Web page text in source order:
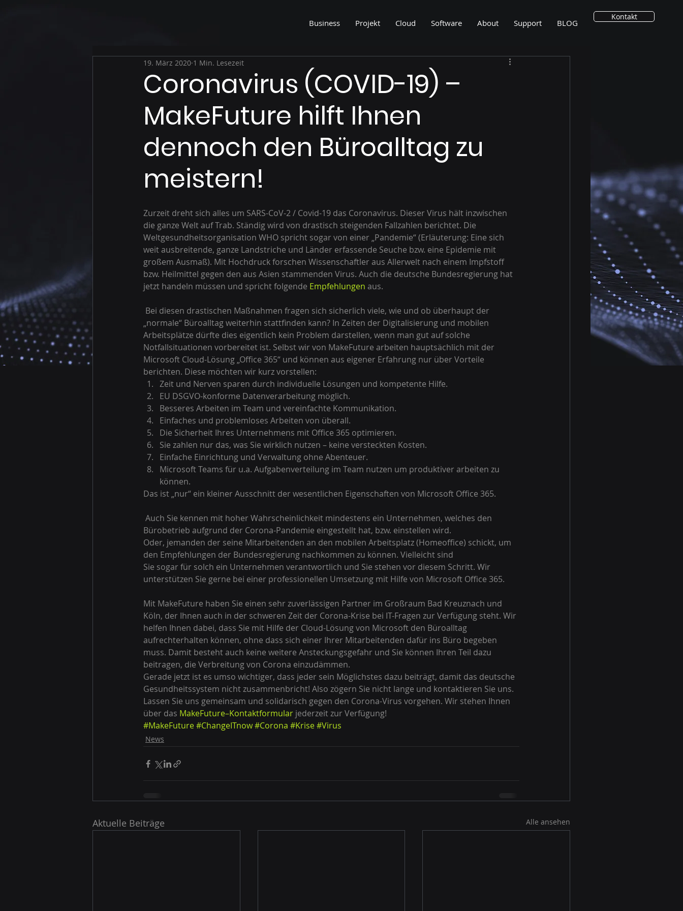
Business Projekt Cloud Software About Support BLOG
Kontakt
Coronavirus (COVID-19) –
MakeFuture hilft Ihnen
dennoch den Büroalltag zu
meistern!
19. März 2020 1 Min. Lesezeit
Zurzeit dreht sich alles um SARS-CoV-2 / Covid-19 das Coronavirus. Dieser Virus hält inzwischen
die ganze Welt auf Trab. Ständig wird von drastisch steigenden Fallzahlen berichtet. Die
Weltgesundheitsorganisation WHO spricht sogar von einer „Pandemie“ (Erläuterung: Eine sich
weit ausbreitende, ganze Landstriche und Länder erfassende Seuche bzw. eine Epidemie mit
großem Ausmaß). Mit Hochdruck forschen Wissenschaftler aus Allerwelt nach einem Impfstoff
bzw. Heilmittel gegen den aus Asien stammenden Virus. Auch die deutsche Bundesregierung hat
jetzt handeln müssen und spricht folgende Empfehlungen aus.
„normale“ Büroalltag weiterhin stattfinden kann? In Zeiten der Digitalisierung und mobilen
Arbeitsplätze dürfte dies eigentlich kein Problem darstellen, wenn man gut auf solche
Notfallsituationen vorbereitet ist. Selbst wir von MakeFuture arbeiten hauptsächlich mit der
Microsoft Cloud-Lösung „Office 365“ und können aus eigener Erfahrung nur über Vorteile
berichten. Diese möchten wir kurz vorstellen:
Zeit und Nerven sparen durch individuelle Lösungen und kompetente Hilfe.
EU DSGVO-konforme Datenverarbeitung möglich.
Besseres Arbeiten im Team und vereinfachte Kommunikation.
Einfaches und problemloses Arbeiten von überall.
Die Sicherheit Ihres Unternehmens mit Office 365 optimieren.
Sie zahlen nur das, was Sie wirklich nutzen – keine versteckten Kosten.
Einfache Einrichtung und Verwaltung ohne Abenteuer.
Microsoft Teams für u.a. Aufgabenverteilung im Team nutzen um produktiver arbeiten zu
können.
Das ist „nur“ ein kleiner Ausschnitt der wesentlichen Eigenschaften von Microsoft Office 365.
Bürobetrieb aufgrund der Corona-Pandemie eingestellt hat, bzw. einstellen wird.
Oder, jemanden der seine Mitarbeitenden an den mobilen Arbeitsplatz (Homeoffice) schickt, um
den Empfehlungen der Bundesregierung nachkommen zu können. Vielleicht sind
Sie sogar für solch ein Unternehmen verantwortlich und Sie stehen vor diesem Schritt. Wir
unterstützen Sie gerne bei einer professionellen Umsetzung mit Hilfe von Microsoft Office 365.
Mit MakeFuture haben Sie einen sehr zuverlässigen Partner im Großraum Bad Kreuznach und
Köln, der Ihnen auch in der schweren Zeit der Corona-Krise bei IT-Fragen zur Verfügung steht. Wir
helfen Ihnen dabei, dass Sie mit Hilfe der Cloud-Lösung von Microsoft den Büroalltag
aufrechterhalten können, ohne dass sich einer Ihrer Mitarbeitenden dafür ins Büro begeben
muss. Damit besteht auch keine weitere Ansteckungsgefahr und Sie können Ihren Teil dazu
beitragen, die Verbreitung von Corona einzudämmen.
Gerade jetzt ist es umso wichtiger, dass jeder sein Möglichstes dazu beiträgt, damit das deutsche
Gesundheitssystem nicht zusammenbricht! Also zögern Sie nicht lange und kontaktieren Sie uns.
Lassen Sie uns gemeinsam und solidarisch gegen den Corona-Virus vorgehen. Wir stehen Ihnen
über das MakeFuture–Kontaktformular jederzeit zur Verfügung!
#MakeFuture#ChangeITnow#Corona #Krise#Virus
News
Aktuelle Beiträge Alle ansehen